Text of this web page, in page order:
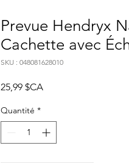
Prevue Hendryx
Cachette avec
SKU : 048081628010
25,99 $CAPrix
Quantité *